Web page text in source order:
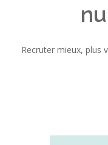
Recruter mieux, plus